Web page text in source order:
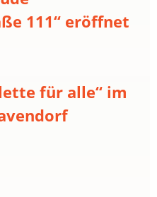
111“ eröffnet
für alle“ im